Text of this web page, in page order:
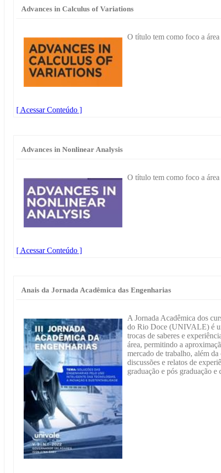
Advances in Calculus of Variations
O título tem como foco a
[ Acessar Conteúdo ]
Advances in Nonlinear Analysis
O título tem como foco a
[ Acessar Conteúdo ]
Anais da Jornada Acadêmica das Engenharias
A Jornada Acadêmica dos
do Rio Doce (UNIVALE) é
trocas de saberes e
área, permitindo a
mercado de trabalho, além
discussões e relatos de
graduação e pós graduação e